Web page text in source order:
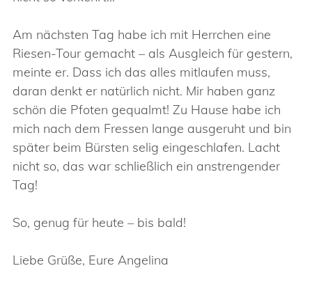
Am nächsten Tag habe ich mit Herrchen eine
Riesen-Tour gemacht – als Ausgleich für gestern,
meinte er. Dass ich das alles mitlaufen muss,
daran denkt er natürlich nicht. Mir haben ganz
schön die Pfoten gequalmt! Zu Hause habe ich
mich nach dem Fressen lange ausgeruht und bin
später beim Bürsten selig eingeschlafen. Lacht
nicht so, das war schließlich ein anstrengender
Tag!
So, genug für heute – bis bald!
Liebe Grüße, Eure Angelina